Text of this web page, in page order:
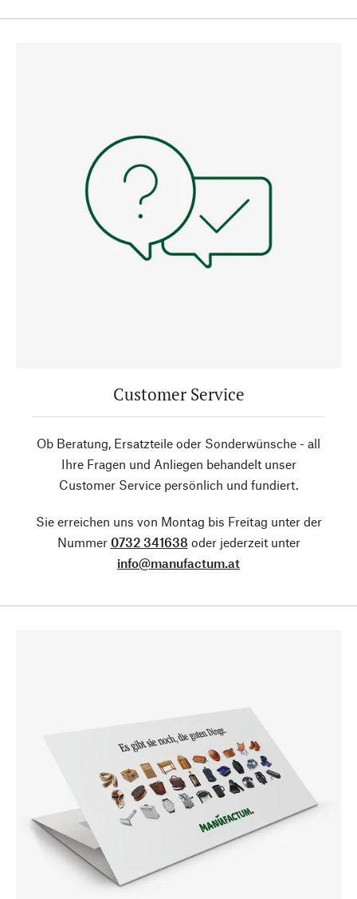
Customer Service
Ob Beratung, Ersatzteile oder Sonderwünsche - all
Ihre Fragen und Anliegen behandelt unser
Customer Service persönlich und fundiert.
Sie erreichen uns von Montag bis Freitag unter der
Nummer 0732 341638 oder jederzeit unter
info@manufactum.at